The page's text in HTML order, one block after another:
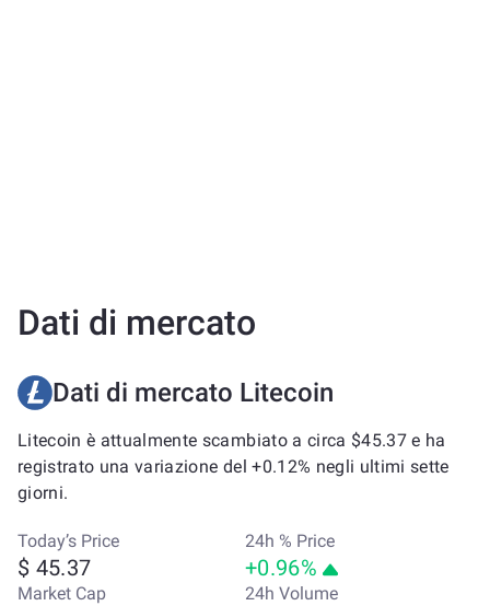
Dati di mercato
Dati di mercato Litecoin
Litecoin è attualmente scambiato a circa $45.37 e ha
registrato una variazione del +0.12% negli ultimi sette
giorni.
Today’s Price
$ 45.37
24h % Price
+0.96%
Market Cap 24h Volume